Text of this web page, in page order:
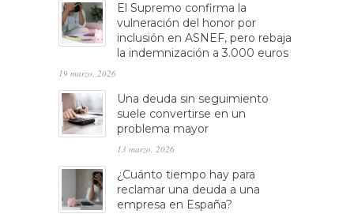
El Supremo confirma la
vulneración del honor por
inclusión en ASNEF, pero rebaja
la indemnización a 3.000 euros
19 marzo, 2026
Una deuda sin seguimiento
suele convertirse en un
problema mayor
13 marzo, 2026
¿Cuánto tiempo hay para
reclamar una deuda a una
empresa en España?